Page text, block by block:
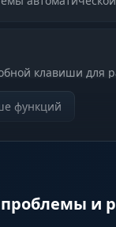
клавиши для
функций
и